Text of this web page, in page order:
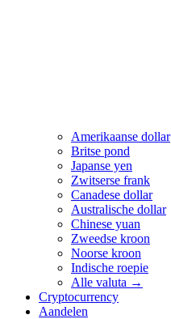
Amerikaanse dollar
Britse pond
Japanse yen
Zwitserse frank
Canadese dollar
Australische dollar
Chinese yuan
Zweedse kroon
Noorse kroon
Indische roepie
Alle valuta →
Cryptocurrency
Aandelen